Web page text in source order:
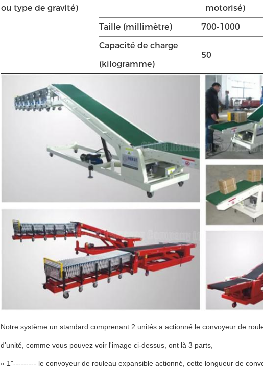
ou type de gravité)
motorisé)
Taille (millimètre)
700-1000
Capacité de charge
(kilogramme)
50
Notre système un standard comprenant 2 unités a actionné le convoyeur de
d'unité, comme vous pouvez voir l'image ci-dessus, ont là 3 parts,
« 1"--------- le convoyeur de rouleau expansible actionné, cette longueur de